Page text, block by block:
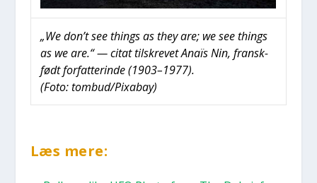
„We don’t see thin­gs as they are; we see thin­gs
as we are.“ — citat til­skre­vet Anaïs Nin, fransk­
født for­fat­te­rin­de (1903–1977).
(Foto: tombud/Pixabay)
Læs mere: